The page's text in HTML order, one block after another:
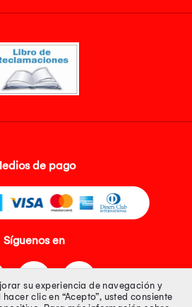
de pago
Síguenos en
su experiencia de navegación y
clic en “Acepto”, usted consiente